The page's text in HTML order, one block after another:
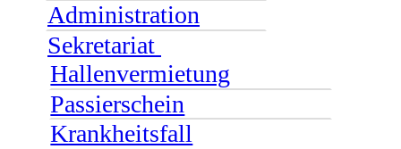
Administration
Sekretariat
Hallenvermietung
Passierschein
Krankheitsfall